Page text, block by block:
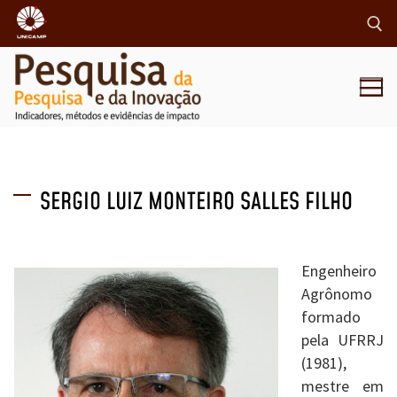
SERGIO LUIZ MONTEIRO SALLES FILHO
Engenheiro
Agrônomo
formado
pela UFRRJ
(1981),
mestre em